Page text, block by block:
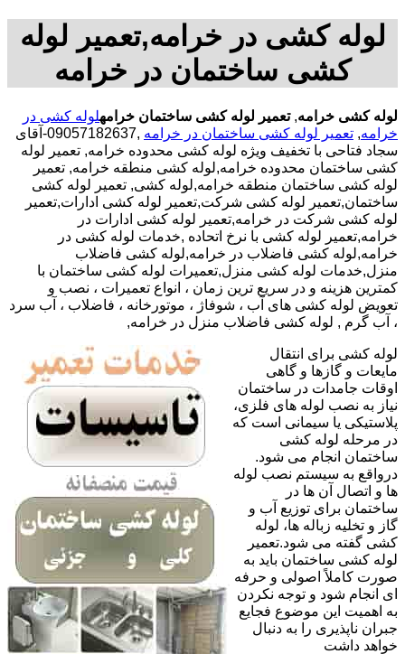
لوله کشی در خرامه,تعمیر لوله
کشی ساختمان در خرامه
لوله کشی خرامه,تعمیر لوله کشی ساختمان خرامهلوله کشی در
خرامه, تعمیر لوله کشی ساختمان در خرامه
,09057182637-آقای
سجاد فتاحی با تخفیف ویژه لوله کشی محدوده خرامه, تعمیر لوله
کشی ساختمان محدوده خرامه,لوله کشی منطقه خرامه, تعمیر
لوله کشی ساختمان منطقه خرامه,لوله کشی, تعمیر لوله کشی
ساختمان,تعمیر لوله کشی شرکت,تعمیر لوله کشی ادارات,تعمیر
لوله کشی شرکت در خرامه,تعمیر لوله کشی ادارات در
خرامه,تعمیر لوله کشی با نرخ اتحاده ,خدمات لوله کشی در
خرامه,لوله کشی فاضلاب در خرامه,لوله کشی فاضلاب
منزل,خدمات لوله کشی منزل,تعمیرات لوله کشی ساختمان با
کمترین هزینه و در سریع ترین زمان ، انواع تعمیرات ، نصب و
تعویض لوله کشی های آب ، شوفاژ ، موتورخانه ، فاضلاب ، آب سرد
، آب گرم , لوله کشی فاضلاب منزل در خرامه,
لوله کشی برای انتقال
مایعات و گازها و گاهی
اوقات جامدات در ساختمان
نیاز به نصب لوله های فلزی،
پلاستیکی یا سیمانی است که
در مرحله لوله کشی
ساختمان انجام می شود.
درواقع به سیستم نصب لوله
ها و اتصال آن ها در
ساختمان برای توزیع آب و
گاز و تخلیه زباله ها، لوله
کشی گفته می شود.تعمیر
لوله کشی ساختمان باید به
صورت کاملاً اصولی و حرفه
ای انجام شود و توجه نکردن
به اهمیت این موضوع فجایع
جبران ناپذیری را به دنبال
خواهد داشت